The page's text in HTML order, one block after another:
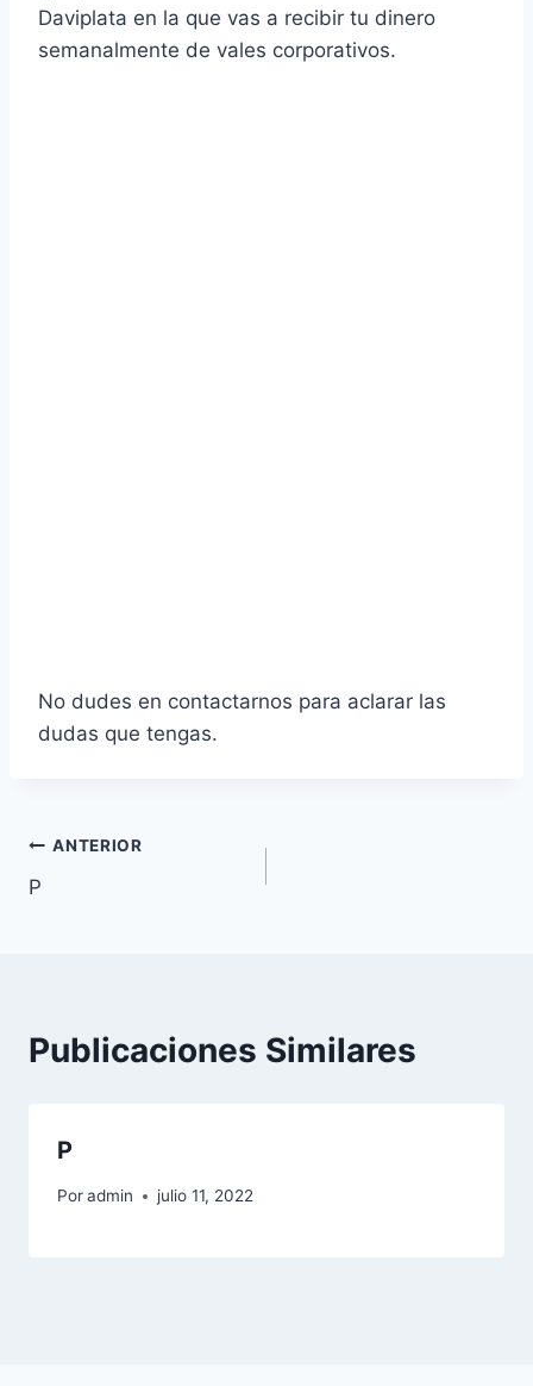
Daviplata en la que vas a recibir tu dinero
semanalmente de vales corporativos.
No dudes en contactarnos para aclarar las
dudas que tengas.
Navegación
de
ANTERIOR
P
Publicaciones Similares
P
Poradmin julio 11, 2022